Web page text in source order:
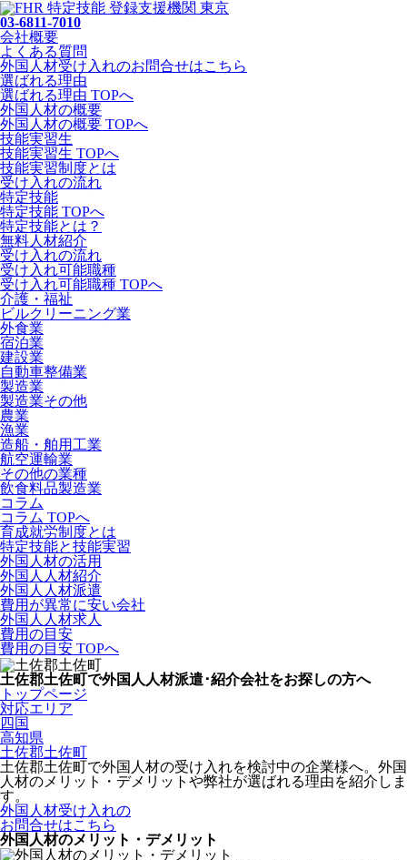
03-6811-7010
会社概要
よくある質問
外国人材受け入れのお問合せはこちら
選ばれる理由
選ばれる理由 TOPへ
外国人材の概要
外国人材の概要 TOPへ
技能実習生
技能実習生 TOPへ
技能実習制度とは
受け入れの流れ
特定技能
特定技能 TOPへ
特定技能とは？
無料人材紹介
受け入れの流れ
受け入れ可能職種
受け入れ可能職種 TOPへ
介護・福祉
ビルクリーニング業
外食業
宿泊業
建設業
自動車整備業
製造業
製造業その他
農業
漁業
造船・舶用工業
航空運輸業
その他の業種
飲食料品製造業
コラム
コラム TOPへ
育成就労制度とは
特定技能と技能実習
外国人材の活用
外国人人材紹介
外国人人材派遣
費用が異常に安い会社
外国人人材求人
費用の目安
費用の目安 TOPへ
土佐郡土佐町で外国人人材派遣･紹介会社をお探しの方へ
トップページ
対応エリア
四国
高知県
土佐郡土佐町
土佐郡土佐町で外国人材の受け入れを検討中の企業様へ。外国
人材のメリット・デメリットや弊社が選ばれる理由を紹介しま
す。
外国人材受け入れの
お問合せはこちら
外国人材のメリット・デメリット